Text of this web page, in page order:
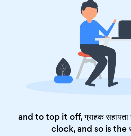
and to top it off, ग्राहक
clock, and so is the